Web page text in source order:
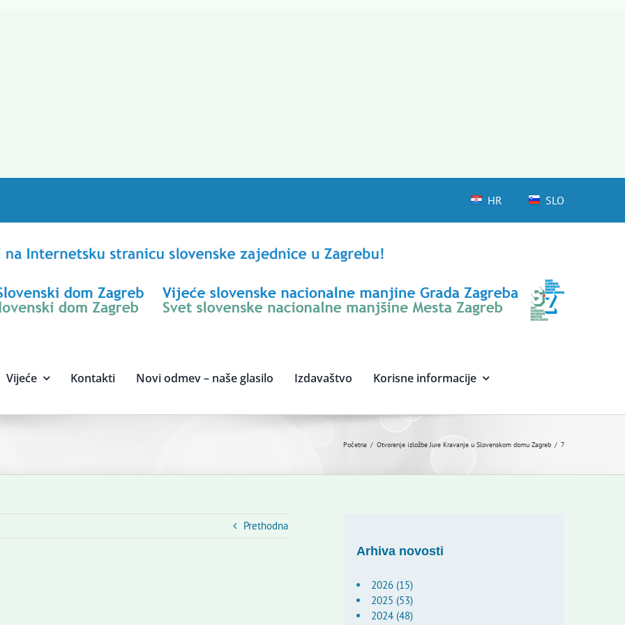
HR SLO
Vijeće Kontakti Novi odmev – naše glasilo Izdavaštvo Korisne informacije
Početna Otvorenje izložbe Jure Kravanje u Slovenskom domu Zagreb 7
Prethodna
Arhiva novosti
2026 (15)
2025 (53)
2024 (48)